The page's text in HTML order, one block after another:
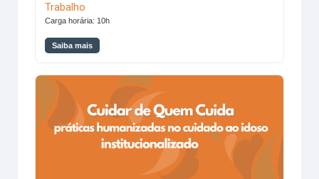
Trabalho
Carga horária: 10h
Saiba mais
Cuidar de Quem Cuida: práticas humanizadas no cuidado